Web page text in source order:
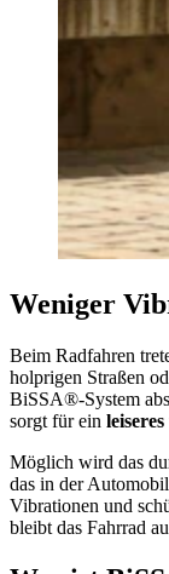
Weniger
Beim Radfahren
holprigen Straßen
BiSSA®-System
sorgt für ein
Möglich wird das
das in der
Vibrationen und
bleibt das Fahrrad